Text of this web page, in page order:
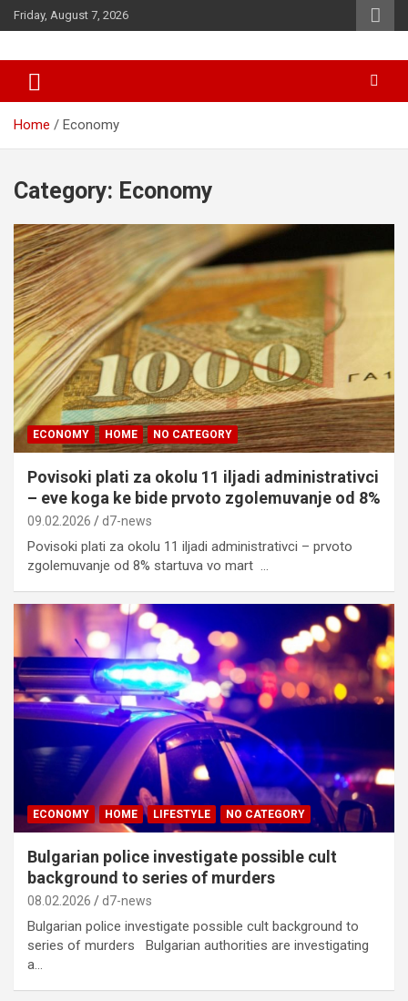
Skip
to
Friday, August 7, 2026
d7-news.com
Home Economy
Category: Economy
ECONOMY HOME NO CATEGORY
Povisoki plati za okolu 11 iljadi administrativci
– eve koga ke bide prvoto zgolemuvanje od 8%
09.02.2026 d7-news
Povisoki plati za okolu 11 iljadi administrativci – prvoto
zgolemuvanje od 8% startuva vo mart …
ECONOMY HOME LIFESTYLE NO CATEGORY
Bulgarian police investigate possible cult
background to series of murders
08.02.2026 d7-news
Bulgarian police investigate possible cult background to
series of murders Bulgarian authorities are investigating
a…